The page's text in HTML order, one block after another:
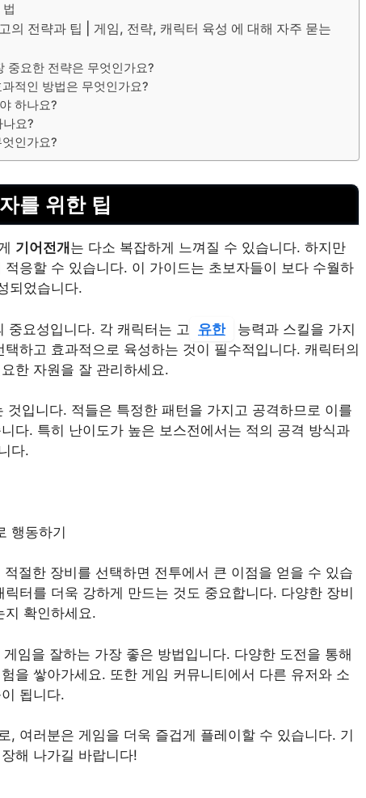
의 전략과 팁 | 게임, 전략, 캐릭터 육성 에 대해 자주 묻는
중요한 전략은 무엇인가요?
적인 방법은 무엇인가요?
하나요?
요?
인가요?
를 위한 팁
기어전개 는 다소 복잡하게 느껴질 수 있습니다. 하지만
응할 수 있습니다. 이 가이드는 초보자들이 보다 수월하
되었습니다.
중요성입니다. 각 캐릭터는 고 유한
능력과 스킬을 가지
하고 효과적으로 육성하는 것이 필수적입니다. 캐릭터의
한 자원을 잘 관리하세요.
것입니다. 적들은 특정한 패턴을 가지고 공격하므로 이를
다. 특히 난이도가 높은 보스전에서는 적의 공격 방식과
다.
행동하기
적절한 장비를 선택하면 전투에서 큰 이점을 얻을 수 있습
터를 더욱 강하게 만드는 것도 중요합니다. 다양한 장비
지 확인하세요.
게임을 잘하는 가장 좋은 방법입니다. 다양한 도전을 통해
을 쌓아가세요. 또한 게임 커뮤니티에서 다른 유저와 소
됩니다.
, 여러분은 게임을 더욱 즐겁게 플레이할 수 있습니다. 기
해 나가길 바랍니다!